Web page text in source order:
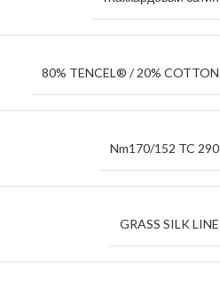
80% TENCEL® / 20% COTTON
Nm170/152 TC 290
GRASS SILK LINE